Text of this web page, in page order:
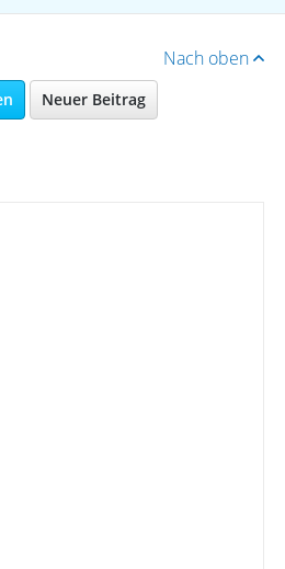
Nach oben
Neuer Beitrag